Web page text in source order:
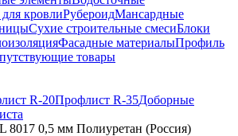
кровлиРубероидМансардные
Сухие строительные смесиБлоки
Фасадные материалыПрофиль
товары
R-20Профлист R-35Доборные
8017 0,5 мм Полиуретан (Россия)